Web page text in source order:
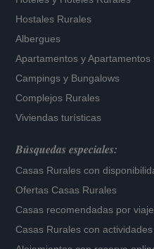
Hostales Rurales
Albergues
Apartamentos yApartamentos
Campings y Bungalows
Complejos Rurales
Viviendas turísticas
Búsquedas especiales:
Casas Rurales con
Ofertas Casas Rurales
Casas recomendadas por
Casas Rurales con actividades